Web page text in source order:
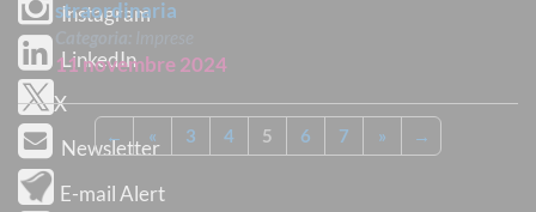
straordinaria
11 novembre 2024
← « 3 4 5 6 7 » →
Instagram
LinkedIn
X
Newsletter
E-mail Alert